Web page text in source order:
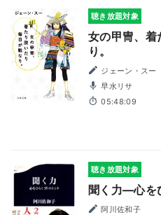
聴き放題対象
女の甲冑、着
り。
ジェーン・スー
早水リサ
05:48:09
聴き放題対象
聞く力―心を
阿川佐和子